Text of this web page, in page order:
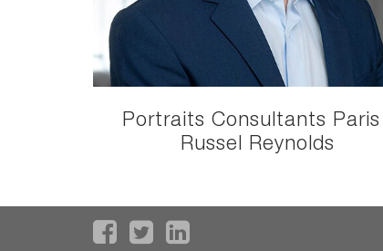
Portraits Consultants Paris |
Russel Reynolds